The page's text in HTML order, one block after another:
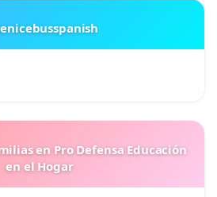
en Pro Defensa Educación
en el Hogar